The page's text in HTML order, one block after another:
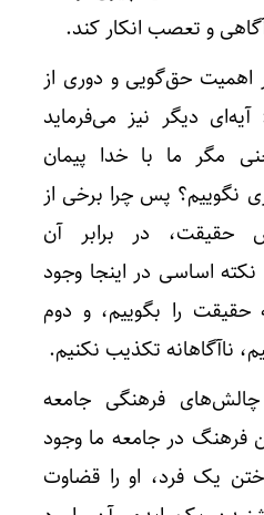
و تعصب انکار کند.
اهمیت حق‌گویی و دوری از
دیگر نیز می‌فرماید
مگر ما با خدا پیمان
نگوییم؟ پس چرا برخی از
حقیقت، در برابر آن
اساسی در اینجا وجود
حقیقت را بگوییم، و دوم
ناآگاهانه تکذیب نکنیم.
چالش‌های فرهنگی جامعه
فرهنگ در جامعه ما وجود
یک فرد، او را قضاوت